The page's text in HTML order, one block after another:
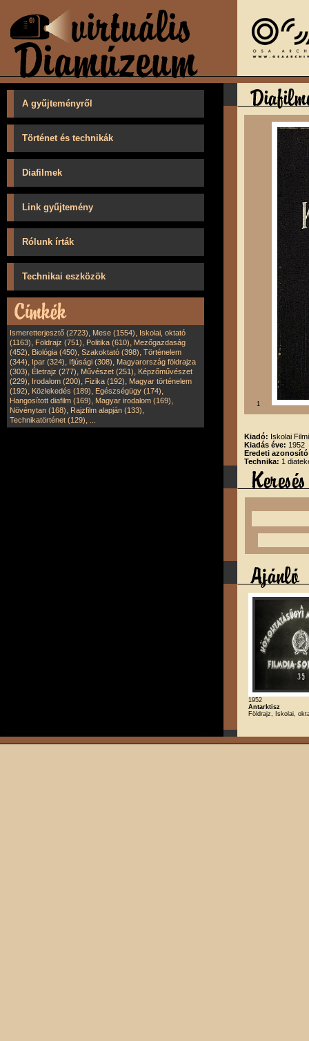
A gyűjteményről
Történet és technikák
Diafilmek
Link gyűjtemény
Rólunk írták
Technikai eszközök
Ismeretterjesztő (2723), Mese (1554), Iskolai, oktató
(1163), Földrajz (751), Politika (610), Mezőgazdaság
(452), Biológia (450), Szakoktató (398), Történelem
(344), Ipar (324), Ifjúsági (308), Magyarország földrajza
(303), Életrajz (277), Művészet (251), Képzőművészet
(229), Irodalom (200), Fizika (192), Magyar történelem
(192), Közlekedés (189), Egészségügy (174),
Hangosított diafilm (169), Magyar irodalom (169),
Növénytan (168), Rajzfilm alapján (133),
Technikatörténet (129),
1
Kiadó: Iskolai
Kiadás éve: 1952
Eredeti
Technika: 1
1952
Antarktisz
Földrajz, Iskolai,